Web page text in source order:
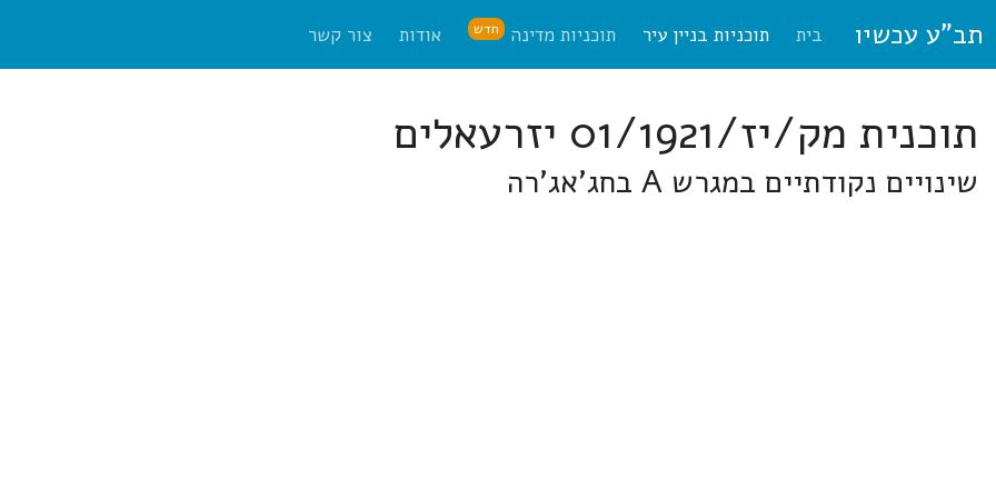
תב"ע עכשיו בית תוכניות בניין עיר תוכניות מדינה חדש אודות צור קשר
תוכנית מק/יז/01/1921 יזרעאלים
שינויים נקודתיים במגרש A בחג'אג'רה